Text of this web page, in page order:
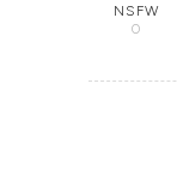
NSFW
0